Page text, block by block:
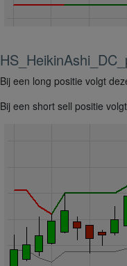
Bij een long positie volgt
Bij een short sell positie